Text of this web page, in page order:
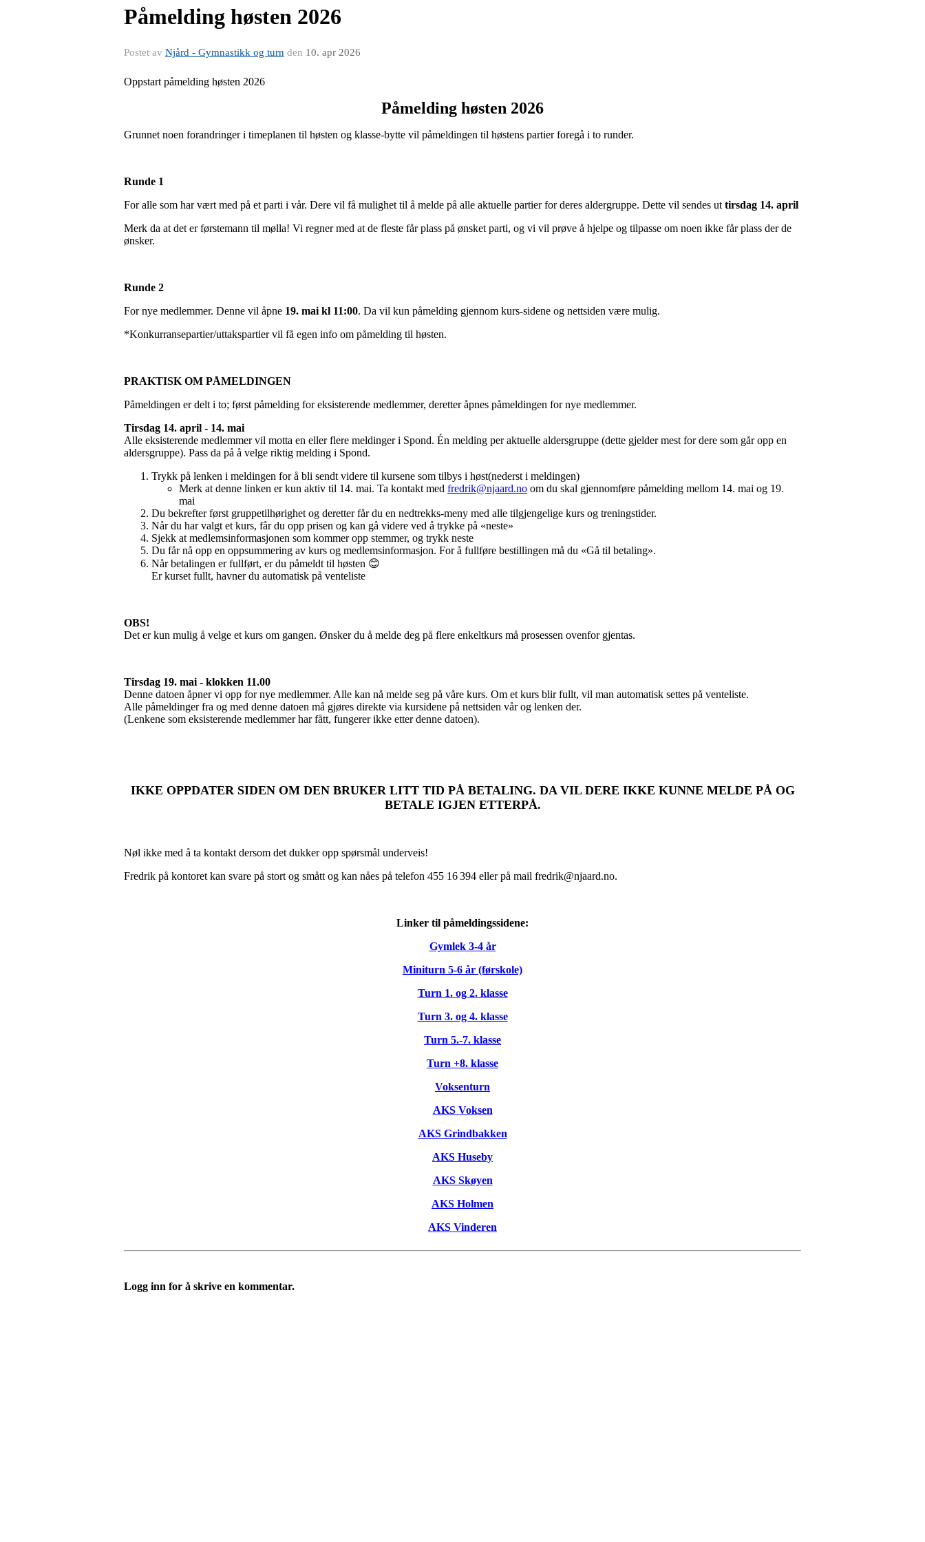
Påmelding høsten 2026
Postet av Njård - Gymnastikk og turn den 10. apr 2026
Oppstart påmelding høsten 2026
Påmelding høsten 2026
Grunnet noen forandringer i timeplanen til høsten og klasse-bytte vil påmeldingen til høstens partier foregå i to runder.
Runde 1
For alle som har vært med på et parti i vår. Dere vil få mulighet til å melde på alle aktuelle partier for deres aldergruppe. Dette vil sendes ut tirsdag 14. april
Merk da at det er førstemann til mølla! Vi regner med at de fleste får plass på ønsket parti, og vi vil prøve å hjelpe og tilpasse om noen ikke får plass der de
ønsker.
Runde 2
For nye medlemmer. Denne vil åpne 19. mai kl 11:00. Da vil kun påmelding gjennom kurs-sidene og nettsiden være mulig.
*Konkurransepartier/uttakspartier vil få egen info om påmelding til høsten.
PRAKTISK OM PÅMELDINGEN
Påmeldingen er delt i to; først påmelding for eksisterende medlemmer, deretter åpnes påmeldingen for nye medlemmer.
Tirsdag 14. april - 14. mai
Alle eksisterende medlemmer vil motta en eller flere meldinger i Spond. Én melding per aktuelle aldersgruppe (dette gjelder mest for dere som går opp en
aldersgruppe). Pass da på å velge riktig melding i Spond.
Trykk på lenken i meldingen for å bli sendt videre til kursene som tilbys i høst(nederst i meldingen)
Merk at denne linken er kun aktiv til 14. mai. Ta kontakt med fredrik@njaard.no om du skal gjennomføre påmelding mellom 14. mai og 19.
mai
Du bekrefter først gruppetilhørighet og deretter får du en nedtrekks-meny med alle tilgjengelige kurs og treningstider.
Når du har valgt et kurs, får du opp prisen og kan gå videre ved å trykke på «neste»
Sjekk at medlemsinformasjonen som kommer opp stemmer, og trykk neste
Du får nå opp en oppsummering av kurs og medlemsinformasjon. For å fullføre bestillingen må du «Gå til betaling».
Når betalingen er fullført, er du påmeldt til høsten 😊
Er kurset fullt, havner du automatisk på venteliste
OBS!
Det er kun mulig å velge et kurs om gangen. Ønsker du å melde deg på flere enkeltkurs må prosessen ovenfor gjentas.
Tirsdag 19. mai - klokken 11.00
Denne datoen åpner vi opp for nye medlemmer. Alle kan nå melde seg på våre kurs. Om et kurs blir fullt, vil man automatisk settes på venteliste.
Alle påmeldinger fra og med denne datoen må gjøres direkte via kursidene på nettsiden vår og lenken der.
(Lenkene som eksisterende medlemmer har fått, fungerer ikke etter denne datoen).
IKKE OPPDATER SIDEN OM DEN BRUKER LITT TID PÅ BETALING. DA VIL DERE IKKE KUNNE MELDE PÅ OG
BETALE IGJEN ETTERPÅ.
Nøl ikke med å ta kontakt dersom det dukker opp spørsmål underveis!
Fredrik på kontoret kan svare på stort og smått og kan nåes på telefon 455 16 394 eller på mail fredrik@njaard.no.
Linker til påmeldingssidene:
Gymlek 3-4 år
Miniturn 5-6 år (førskole)
Turn 1. og 2. klasse
Turn 3. og 4. klasse
Turn 5.-7. klasse
Turn +8. klasse
Voksenturn
AKS Voksen
AKS Grindbakken
AKS Huseby
AKS Skøyen
AKS Holmen
AKS Vinderen
Logg inn for å skrive en kommentar.